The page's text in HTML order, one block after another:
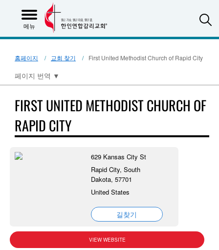
메뉴
홈페이지 교회 찾기 First United Methodist Church of Rapid City
페이지 번역 ▼
FIRST UNITED METHODIST CHURCH OF
RAPID CITY
629 Kansas City St
Rapid City, South
Dakota, 57701
United States
길찾기
VIEW WEBSITE